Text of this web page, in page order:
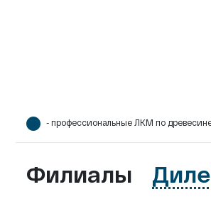
- профессиональные ЛКМ по
Филиалы